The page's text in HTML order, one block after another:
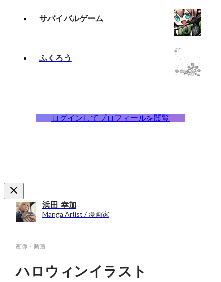
サバイバルゲーム
ふくろう
ログインしてプロフィールを閲覧
浜田 幸加
Manga Artist / 漫画家
画像・動画
ハロウィンイラスト